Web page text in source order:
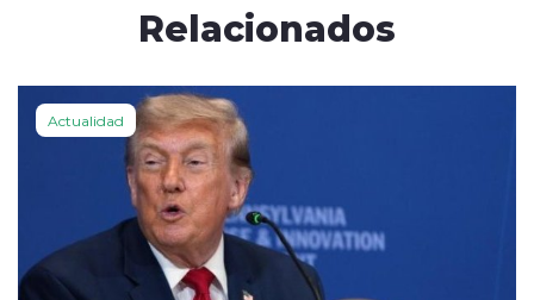
Relacionados
Actualidad